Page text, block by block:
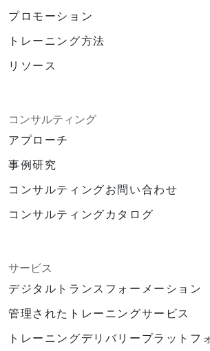
プロモーション
トレーニング方法
リソース
コンサルティング
アプローチ
事例研究
コンサルティングお問い合わせ
コンサルティングカタログ
サービス
デジタルトランスフォーメーション
管理されたトレーニングサービス
トレーニングデリバリープラットフ